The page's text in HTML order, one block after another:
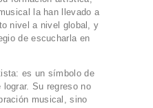
la han llevado a
nivel a nivel global, y
de escucharla en
es un símbolo de
Su regreso no
musical, sino